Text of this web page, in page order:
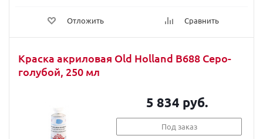
Отложить Сравнить
Краска акриловая Old Holland B688 Серо-
голубой, 250 мл
5 834 руб.
Под заказ